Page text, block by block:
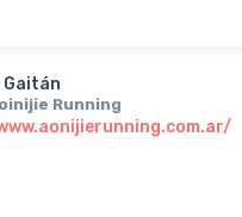
Gaitán
Running